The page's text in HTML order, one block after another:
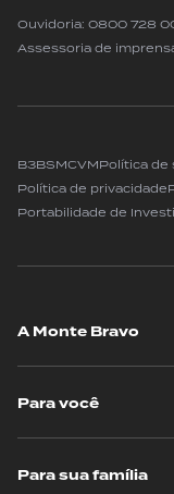
Ouvidoria: 0800 728
Assessoria de
B3BSMCVMPolítica de
Política de privacidade
Portabilidade de
A Monte Bravo
Para você
Para sua família